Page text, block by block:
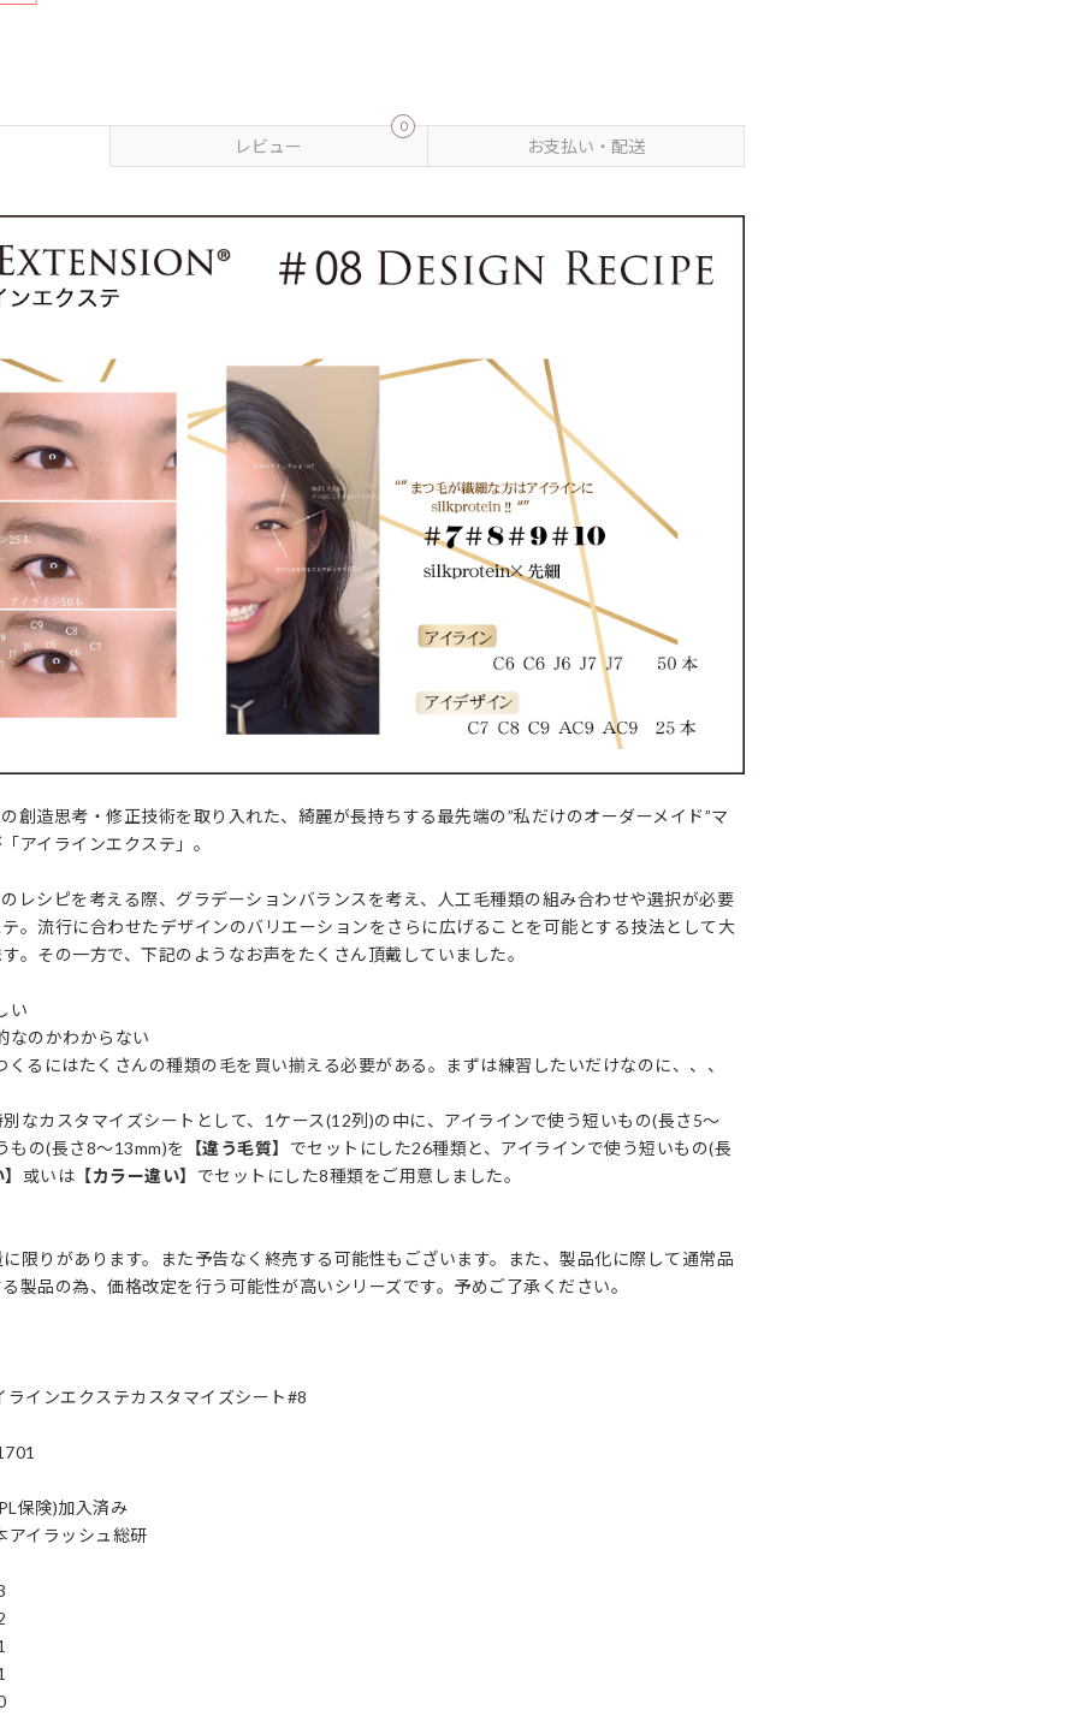
レビュー
0
お支払い・配送
創造思考・修正技術を取り入れた、綺麗が長持ちする最先端の”私だけのオーダーメイド”マ
アイラインエクステ」。
レシピを考える際、グラデーションバランスを考え、人工毛種類の組み合わせや選択が必要
。流行に合わせたデザインのバリエーションをさらに広げることを可能とする技法として大
。その一方で、下記のようなお声をたくさん頂戴していました。
い
なのかわからない
くるにはたくさんの種類の毛を買い揃える必要がある。まずは練習したいだけなのに、、、
なカスタマイズシートとして、1ケース(12列)の中に、アイラインで使う短いもの(長さ5〜
もの(長さ8〜13mm)を 【違う毛質】 でセットにした26種類と、アイラインで使う短いもの(長
或いは 【カラー違い】 でセットにした8種類をご用意しました。
限りがあります。また予告なく終売する可能性もございます。また、製品化に際して通常品
製品の為、価格改定を行う可能性が高いシリーズです。予めご了承ください。
インエクステカスタマイズシート#8
保険)加入済み
イラッシュ総研